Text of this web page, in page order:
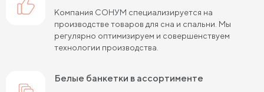
Компания СОНУМ специализируется на
производстве товаров для сна и спальни. Мы
регулярно оптимизируем и совершенствуем
технологии производства.
белые банкетки в ассортименте